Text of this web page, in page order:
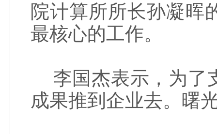
院计算所所长孙凝晖
最核心的工作。
李国杰表示，为了
成果推到企业去。曙